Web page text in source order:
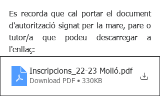
Es recorda que cal portar el document
d'autorització signat per la mare, pare o
tutor/a que podeu descarregar a
l'enllaç:
Inscripcions_22-23 Molló.pdf
Download PDF • 330KB